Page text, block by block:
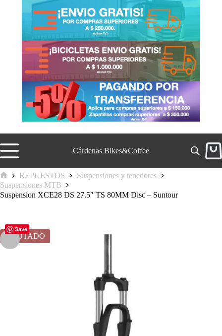
Cárdenas Bikes&Coffee
Carro
Inicio
REPUESTOS
Suspensiones y tenedores
Suspensiones MTB
Suspension XCE28 DS 27.5″ TS 80MM Disc – Suntour
Save
AGOTADO